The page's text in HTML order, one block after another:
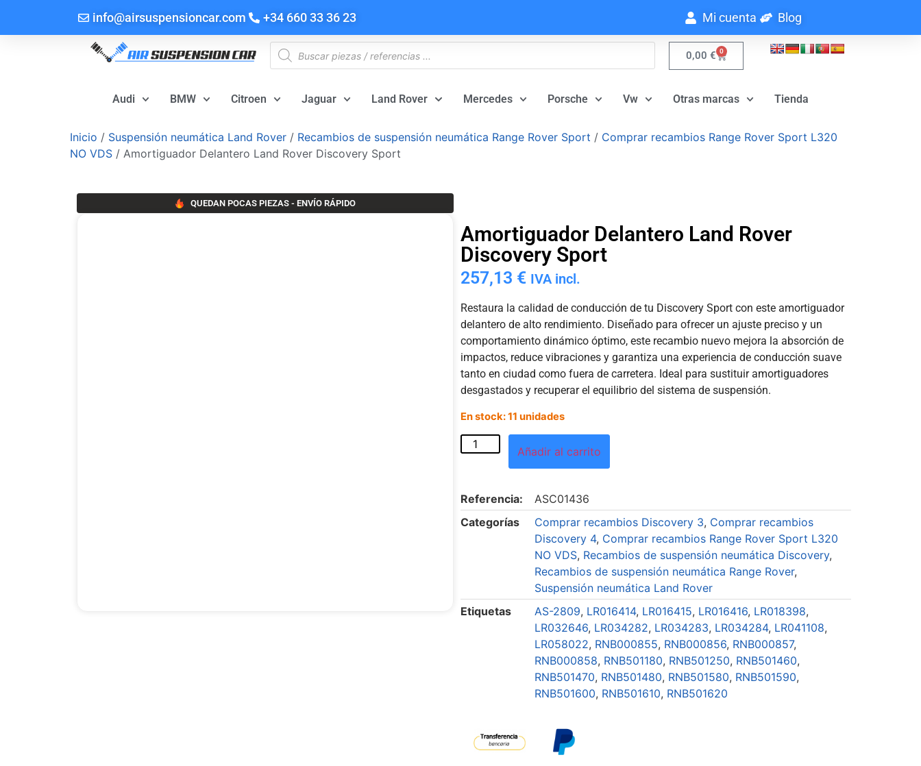
info@airsuspensioncar.com +34 660 33 36 23 Mi cuenta Blog
0,00 € 0
Audi BMW Citroen Jaguar Land Rover Mercedes Porsche Vw Otras marcas Tienda
Inicio / Suspensión neumática Land Rover / Recambios de suspensión neumática Range Rover Sport / Comprar recambios Range Rover Sport L320
NO VDS / Amortiguador Delantero Land Rover Discovery Sport
QUEDAN POCAS PIEZAS - ENVÍO RÁPIDO
Amortiguador Delantero Land Rover
Discovery Sport
257,13 € IVA incl.
Restaura la calidad de conducción de tu Discovery Sport con este amortiguador
delantero de alto rendimiento. Diseñado para ofrecer un ajuste preciso y un
comportamiento dinámico óptimo, este recambio nuevo mejora la absorción de
impactos, reduce vibraciones y garantiza una experiencia de conducción suave
tanto en ciudad como fuera de carretera. Ideal para sustituir amortiguadores
desgastados y recuperar el equilibrio del sistema de suspensión.
En stock: 11 unidades
Añadir al carrito
Referencia:
ASC01436
Categorías
Comprar recambios Discovery 3, Comprar recambios
Discovery 4, Comprar recambios Range Rover Sport L320
NO VDS, Recambios de suspensión neumática Discovery,
Recambios de suspensión neumática Range Rover,
Suspensión neumática Land Rover
Etiquetas
AS-2809, LR016414, LR016415, LR016416, LR018398,
LR032646, LR034282, LR034283, LR034284, LR041108,
LR058022, RNB000855, RNB000856, RNB000857,
RNB000858, RNB501180, RNB501250, RNB501460,
RNB501470, RNB501480, RNB501580, RNB501590,
RNB501600, RNB501610, RNB501620